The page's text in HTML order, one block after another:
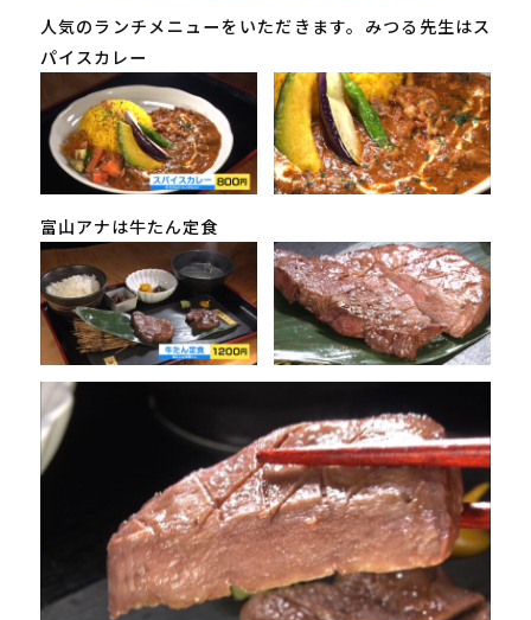
人気のランチメニューをいただきます。みつる先生はス
パイスカレー
富山アナは牛たん定食